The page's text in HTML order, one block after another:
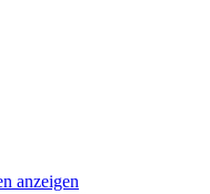
anzeigen